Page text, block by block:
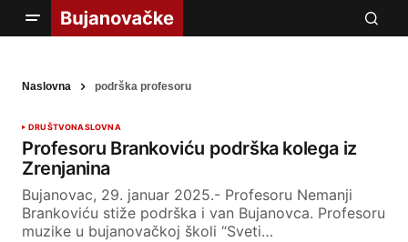
Naslovna podrška profesoru
DRUŠTVONASLOVNA
Profesoru Brankoviću podrška kolega iz
Zrenjanina
Bujanovac, 29. januar 2025.- Profesoru Nemanji
Brankoviću stiže podrška i van Bujanovca. Profesoru
muzike u bujanovačkoj školi “Sveti…